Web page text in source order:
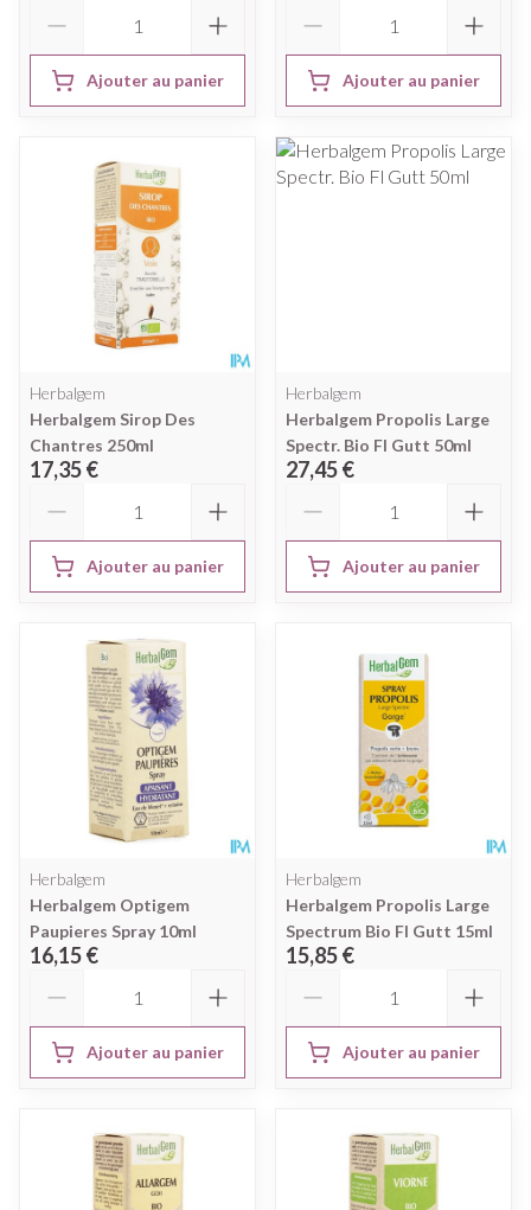
Ajouter au panier Ajouter au panier
Herbalgem
Herbalgem Sirop Des
Chantres 250ml
17,35 €
Ajouter au panier
Herbalgem
Herbalgem Propolis Large
Spectr. Bio Fl Gutt 50ml
27,45 €
Ajouter au panier
Herbalgem
Herbalgem Optigem
Paupieres Spray 10ml
16,15 €
Ajouter au panier
Herbalgem
Herbalgem Propolis Large
Spectrum Bio Fl Gutt 15ml
15,85 €
Ajouter au panier